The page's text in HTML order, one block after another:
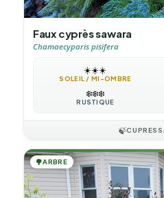
Faux cyprès sawara
Chamaecyparis pisifera
☀️☀️☀️
SOLEIL / MI-OMBRE
❄️❄️❄️
RUSTIQUE
🍃
🌳ARBRE